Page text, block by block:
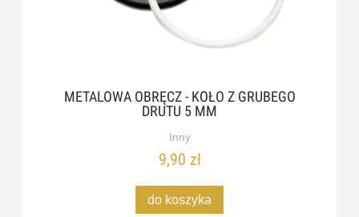
METALOWA OBRĘCZ - KOŁO Z GRUBEGO
DRUTU 5 MM
Inny
9,90 zł
do koszyka